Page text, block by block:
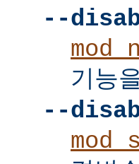
--
기능
--